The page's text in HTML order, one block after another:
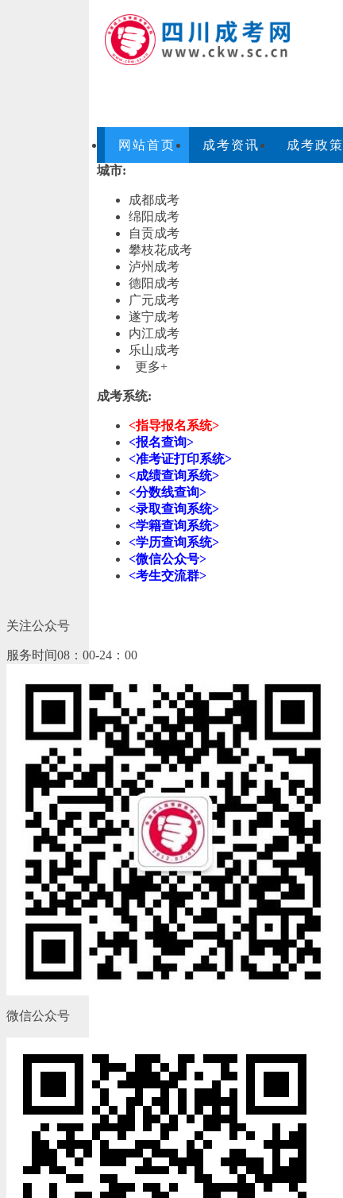
网站首页 成考资讯 成考政策
城市:
成都成考
绵阳成考
自贡成考
攀枝花成考
泸州成考
德阳成考
广元成考
遂宁成考
内江成考
乐山成考
更多+
成考系统:
<指导报名系统>
<报名查询>
<准考证打印系统>
<成绩查询系统>
<分数线查询>
<录取查询系统>
<学籍查询系统>
<学历查询系统>
<微信公众号>
<考生交流群>
关注公众号
服务时间08：00-24：00
微信公众号